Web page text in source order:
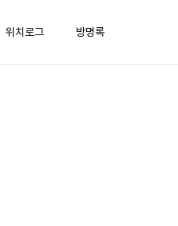
위치로그 방명록